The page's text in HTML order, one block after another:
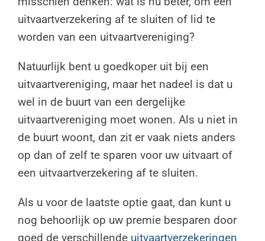
uitvaartverzekering af te sluiten of lid te
worden van een uitvaartvereniging?
Natuurlijk bent u goedkoper uit bij een
uitvaartvereniging, maar het nadeel is dat u
wel in de buurt van een dergelijke
uitvaartvereniging moet wonen. Als u niet in
de buurt woont, dan zit er vaak niets anders
op dan of zelf te sparen voor uw uitvaart of
een uitvaartverzekering af te sluiten.
Als u voor de laatste optie gaat, dan kunt u
nog behoorlijk op uw premie besparen door
goed de verschillende uitvaartverzekeringen